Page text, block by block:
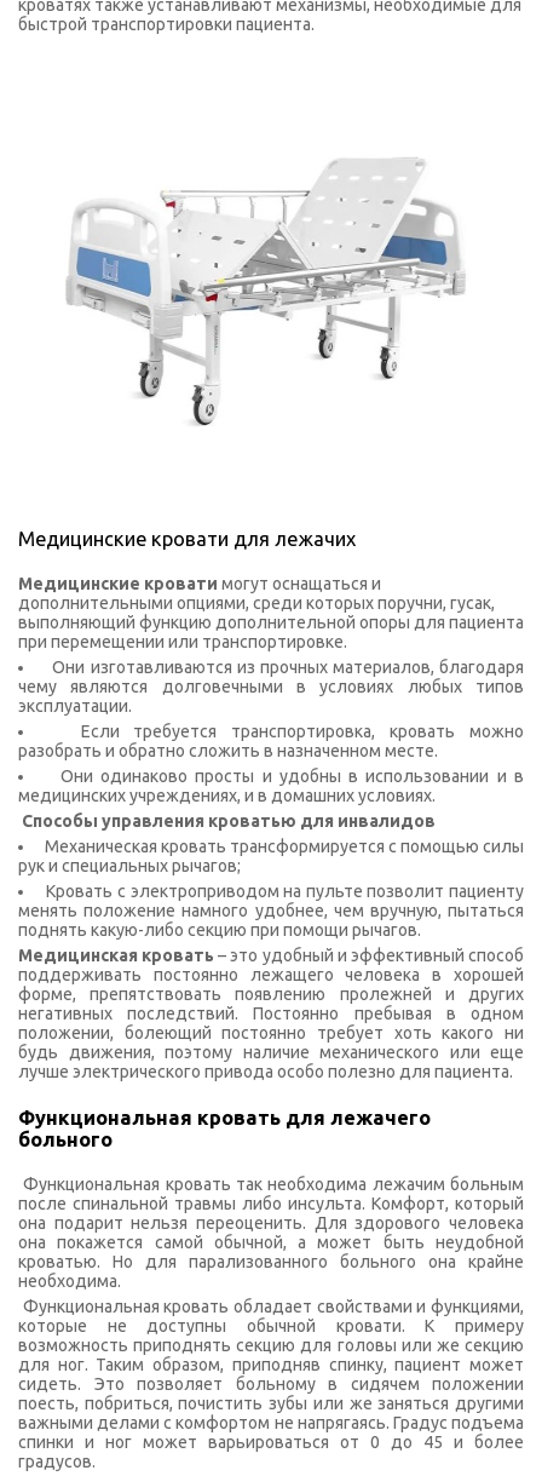
кроватях также устанавливают механизмы, необходимые для
быстрой транспортировки пациента.
Медицинские кровати для лежачих
Медицинские кровати могут оснащаться и
дополнительными опциями, среди которых поручни, гусак,
выполняющий функцию дополнительной опоры для пациента
при перемещении или транспортировке.
Они изготавливаются из прочных материалов, благодаря
чему являются долговечными в условиях любых типов
эксплуатации.
Если требуется транспортировка, кровать можно
разобрать и обратно сложить в назначенном месте.
Они одинаково просты и удобны в использовании и в
медицинских учреждениях, и в домашних условиях.
Способы управления кроватью для инвалидов
Механическая кровать трансформируется с помощью силы
рук и специальных рычагов;
Кровать с электроприводом на пульте позволит пациенту
менять положение намного удобнее, чем вручную, пытаться
поднять какую-либо секцию при помощи рычагов.
Медицинская кровать – это удобный и эффективный способ
поддерживать постоянно лежащего человека в хорошей
форме, препятствовать появлению пролежней и других
негативных последствий. Постоянно пребывая в одном
положении, болеющий постоянно требует хоть какого ни
будь движения, поэтому наличие механического или еще
лучше электрического привода особо полезно для пациента.
Функциональная кровать для лежачего
больного
Функциональная кровать так необходима лежачим больным
после спинальной травмы либо инсульта. Комфорт, который
она подарит нельзя переоценить. Для здорового человека
она покажется самой обычной, а может быть неудобной
кроватью. Но для парализованного больного она крайне
необходима.
Функциональная кровать обладает свойствами и функциями,
которые не доступны обычной кровати. К примеру
возможность приподнять секцию для головы или же секцию
для ног. Таким образом, приподняв спинку, пациент может
сидеть. Это позволяет больному в сидячем положении
поесть, побриться, почистить зубы или же заняться другими
важными делами с комфортом не напрягаясь. Градус подъема
спинки и ног может варьироваться от 0 до 45 и более
градусов.